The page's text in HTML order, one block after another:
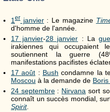
1 er janvier: Le magazine
d'homme de l'année.
17 janvier-28 janvier : La
irakiennes qui occupaient
soutiennent la guerre
manifestations pacifistes
17 août : Bush condamne la
Moscou à la demande de
24 septembre: Nirvana sort
connaît un succès mondial,
Spirit.